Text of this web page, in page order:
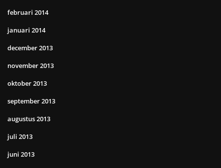
februari 2014
januari 2014
december 2013
november 2013
oktober 2013
september 2013
augustus 2013
juli 2013
juni 2013